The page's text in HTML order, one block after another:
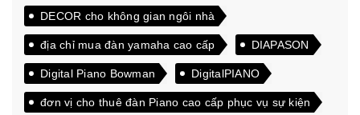
DECOR cho không gian ngôi nhà
địa chỉ mua đàn yamaha cao cấp DIAPASON
Digital Piano Bowman DigitalPIANO
đơn vị cho thuê đàn Piano cao cấp phục vụ sự kiện